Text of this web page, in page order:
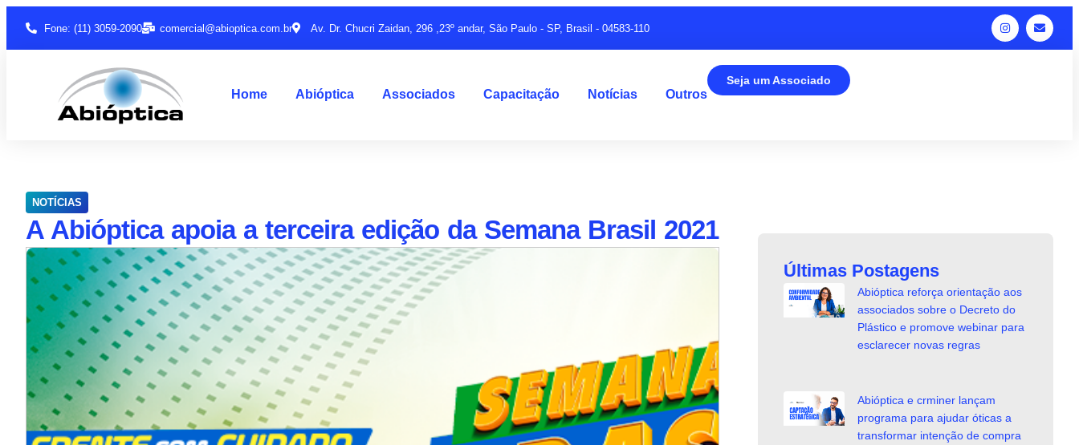
Fone: (11) 3059-2090 comercial@abioptica.com.br Av. Dr. Chucri Zaidan, 296 ,23º andar, São Paulo - SP, Brasil - 04583-110
Home Abióptica Associados Capacitação Notícias Outros
Seja um Associado
NOTÍCIAS
A Abióptica apoia a terceira edição da Semana Brasil 2021
Últimas Postagens
Abióptica reforça orientação aos
associados sobre o Decreto do
Plástico e promove webinar para
esclarecer novas regras
Abióptica e crminer lançam
programa para ajudar óticas a
transformar intenção de compra